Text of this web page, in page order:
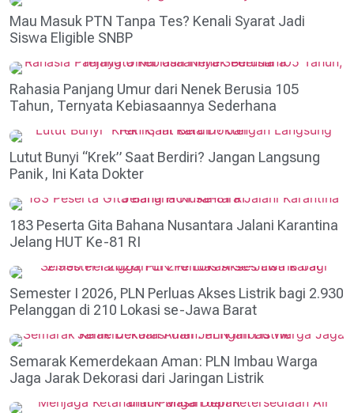
Mau Masuk PTN Tanpa Tes? Kenali Syarat Jadi
Siswa Eligible SNBP
Rahasia Panjang Umur dari Nenek Berusia 105
Tahun, Ternyata Kebiasaannya Sederhana
Lutut Bunyi “Krek” Saat Berdiri? Jangan Langsung
Panik, Ini Kata Dokter
183 Peserta Gita Bahana Nusantara Jalani Karantina
Jelang HUT Ke-81 RI
Semester I 2026, PLN Perluas Akses Listrik bagi 2.930
Pelanggan di 210 Lokasi se-Jawa Barat
Semarak Kemerdekaan Aman: PLN Imbau Warga
Jaga Jarak Dekorasi dari Jaringan Listrik